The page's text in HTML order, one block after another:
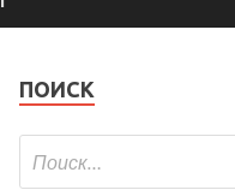
ПОИСК